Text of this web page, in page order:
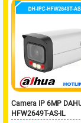
Camera IP 6MP
HFW2649T-AS-IL